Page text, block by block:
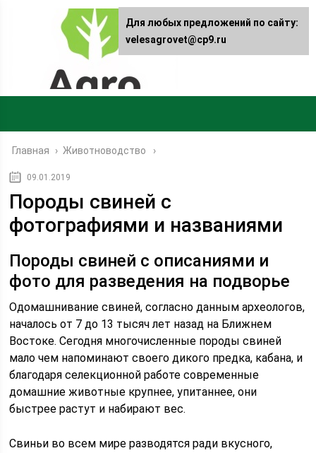
Главная › Животноводство
09.01.2019
Породы свиней с
фотографиями и названиями
Породы свиней с описаниями и
фото для разведения на подворье
Одомашнивание свиней, согласно данным археологов,
началось от 7 до 13 тысяч лет назад на Ближнем
Востоке. Сегодня многочисленные породы свиней
мало чем напоминают своего дикого предка, кабана, и
благодаря селекционной работе современные
домашние животные крупнее, упитаннее, они
быстрее растут и набирают вес.
Свиньи во всем мире разводятся ради вкусного,
Для любых предложений по сайту:
velesagrovet@cp9.ru